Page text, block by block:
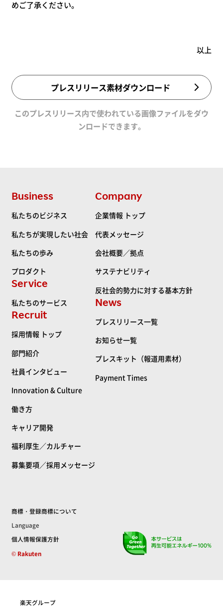
めご了承ください。
以上
プレスリリース素材ダウンロード
このプレスリリース内で使われている画像ファイルをダウ
ンロードできます。
Business
私たちのビジネス
私たちが実現したい社会
私たちの歩み
プロダクト
Service
私たちのサービス
Recruit
採用情報 トップ
部門紹介
社員インタビュー
Innovation & Culture
働き方
キャリア開発
福利厚生／カルチャー
募集要項／採用メッセージ
Company
企業情報 トップ
代表メッセージ
会社概要／拠点
サステナビリティ
反社会的勢力に対する基本方針
News
プレスリリース一覧
お知らせ一覧
プレスキット（報道用素材）
Payment Times
商標・登録商標について
Language
個人情報保護方針
© Rakuten
楽天グループ